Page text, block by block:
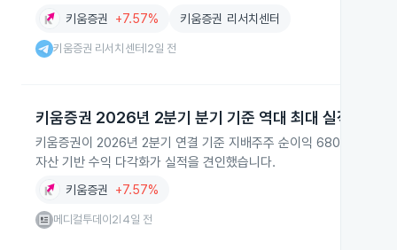
키움증권 +7.57% 키움증권 리서치센터
키움증권 리서치센터 2일 전
키움증권 2026년 2분기 분기 기준 역대 최대 실적
키움증권이 2026년 2분기 연결 기준 지배주주 순이익 6801억원으
자산 기반 수익 다각화가 실적을 견인했습니다.
키움증권 +7.57%
메디컬투데이2 4일 전